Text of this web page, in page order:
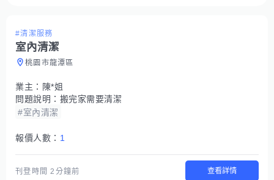
#清潔服務
室內清潔
桃園市龍潭區
業主： 陳*姐
問題說明： 搬完家需要清潔
#室內清潔
報價人數： 1
刊登時間2分鐘前 查看詳情